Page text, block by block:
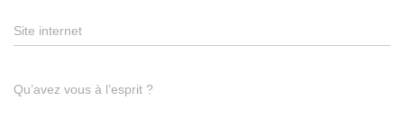
Site internet
Qu’avez vous à l’esprit ?